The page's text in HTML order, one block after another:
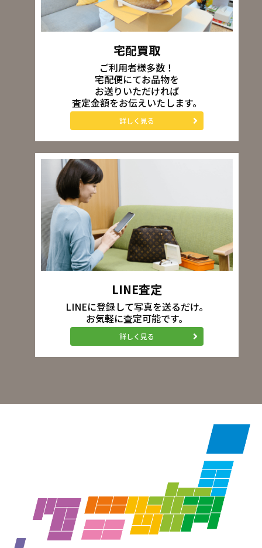
宅配買取
ご利用者様多数！
宅配便にてお品物を
お送りいただければ
査定金額をお伝えいたします。
詳しく見る
LINE査定
LINEに登録して写真を送るだけ。
お気軽に査定可能です。
詳しく見る